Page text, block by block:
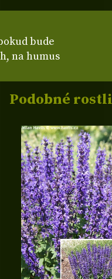
bude
na humus
Podobné